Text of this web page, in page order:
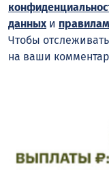
данныхи
Чтобы
на ваши